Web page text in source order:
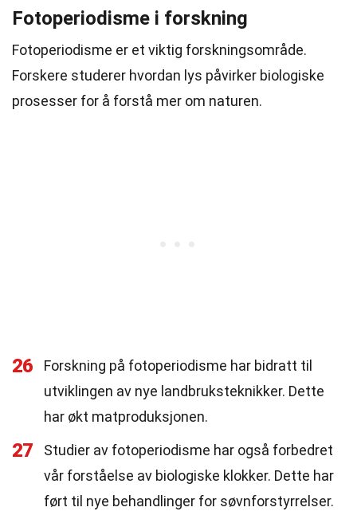
Fotoperiodisme i forskning
Fotoperiodisme er et viktig forskningsområde.
Forskere studerer hvordan lys påvirker biologiske
prosesser for å forstå mer om naturen.
26
Forskning på fotoperiodisme har bidratt til
utviklingen av nye landbruksteknikker. Dette
har økt matproduksjonen.
27
Studier av fotoperiodisme har også forbedret
vår forståelse av biologiske klokker. Dette har
ført til nye behandlinger for søvnforstyrrelser.